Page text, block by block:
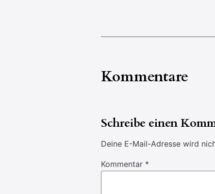
Kommentare
Schreibe einen
Deine E-Mail-Adresse wird
Kommentar *